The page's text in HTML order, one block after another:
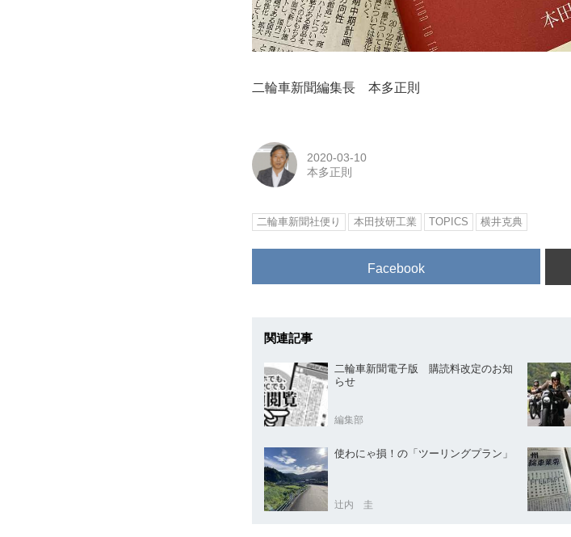
二輪車新聞編集長 本多正則
2020-03-10
本多正則
二輪車新聞社便り 本田技研工業 TOPICS 横井克典
Facebook
関連記事
二輪車新聞電子版 購読料改定のお知
らせ
編集部
使わにゃ損！の「ツーリングプラン」
辻内 圭